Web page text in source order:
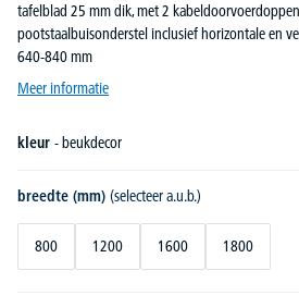
tafelblad 25 mm dik, met 2
pootstaalbuisonderstel inclusief horizontale en
640-840 mm
Meer informatie
kleur - beukdecor
breedte (mm) (selecteer a.u.b.)
800 1200 1600 1800